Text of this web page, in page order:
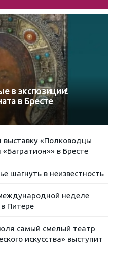
в экспозиции!
в Бресте
выставку «Полководцы
в Бресте
шагнуть в неизвестность
неделе
Питере
самый смелый театр
искусства» выступит